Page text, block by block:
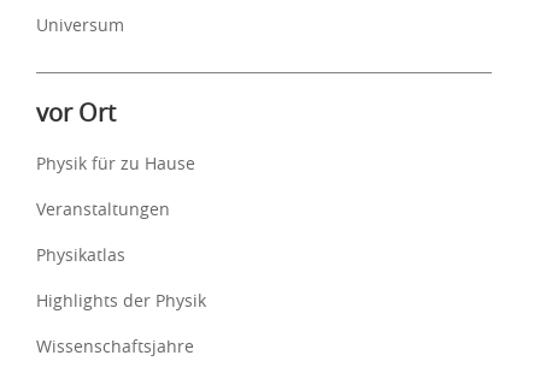
Universum
vor Ort
Physik für zu Hause
Veranstaltungen
Physikatlas
Highlights der Physik
Wissenschaftsjahre